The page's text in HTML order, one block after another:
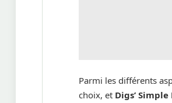
Parmi les différents
choix, et Digs’ Simple